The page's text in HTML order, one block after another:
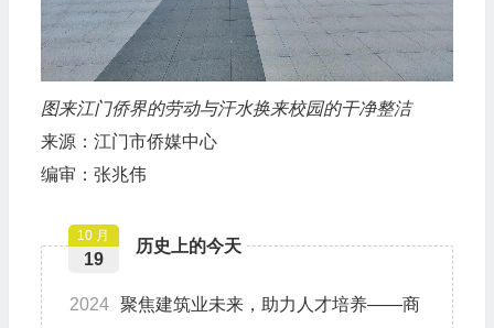
图来江门侨界的劳动与汗水换来校园的干净整洁
来源：江门市侨媒中心
编审：张兆伟
历史上的今天
10 月
19
2024 聚焦建筑业未来，助力人才培养——商